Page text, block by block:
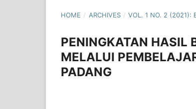
HOME / ARCHIVES / VOL. 1 NO. 2 (2021):
PENINGKATAN HASIL
MELALUI
PADANG